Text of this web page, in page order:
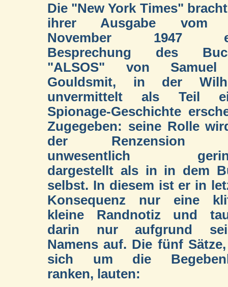
Die "New York Times"
ihrer Ausgabe vom
November 1947
Besprechung des
"ALSOS" von
Gouldsmit, in der
unvermittelt als Teil
Spionage-Geschichte
Zugegeben: seine Rolle
der Renzension
unwesentlich
dargestellt als in in dem
selbst. In diesem ist er in
Konsequenz nur eine
kleine Randnotiz und
darin nur aufgrund
Namens auf. Die fünf
sich um die
ranken, lauten: